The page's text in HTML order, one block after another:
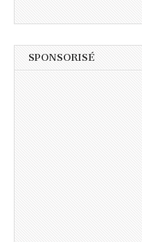
SPONSORISÉ